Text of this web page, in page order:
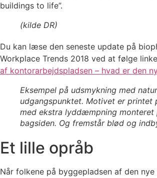
buildings to life”.
(kilde DR)
Du kan læse den seneste update på
Workplace Trends 2018 ved at følge
af kontorarbejdspladsen – hvad er den
Eksempel på udsmykning med
udgangspunktet. Motivet er printet
med ekstra lyddæmpning monteret
bagsiden. Og fremstår blød og
Et lille opråb
Når folkene på byggepladsen af den